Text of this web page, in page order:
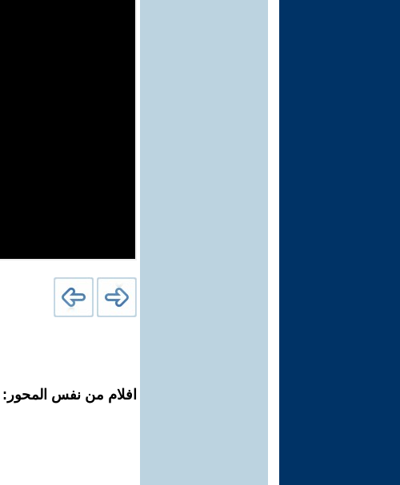
افلام من نفس المحور: